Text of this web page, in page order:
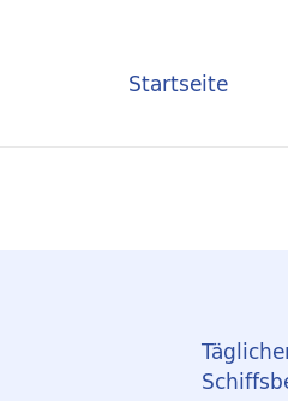
Startseite